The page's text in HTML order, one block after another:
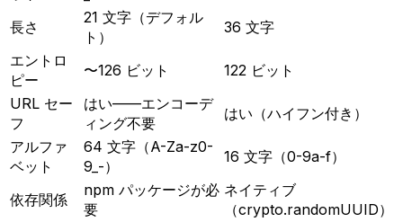
長さ
21 文字（デフォル
ト）
36 文字
エントロ
ピー
〜126 ビット
122 ビット
URL セー
フ
はい——エンコーデ
ィング不要
はい（ハイフン付き）
アルファ
ベット
64 文字（A-Za-z0-
9_-）
16 文字（0-9a-f）
依存関係
npm パッケージが必
要
ネイティブ
（crypto.randomUUID）